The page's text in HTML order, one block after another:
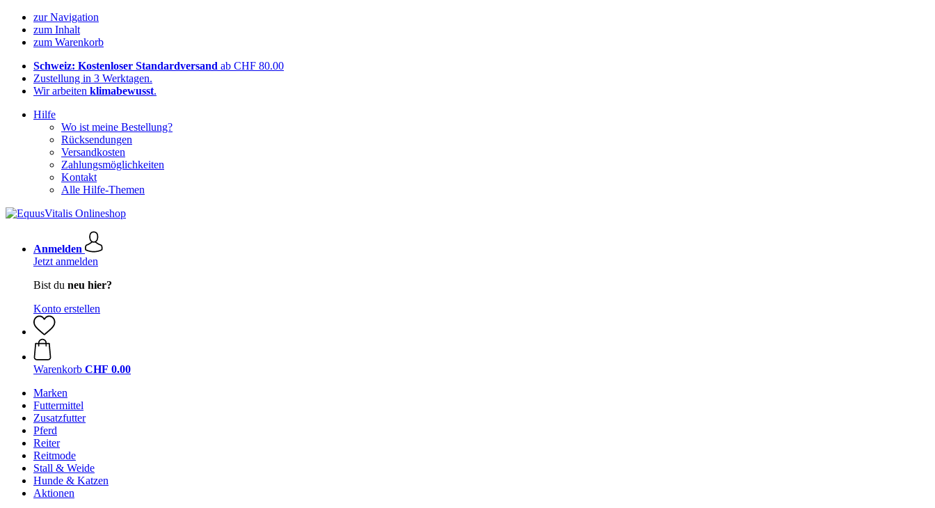
zur Navigation
zum Inhalt
zum Warenkorb
Schweiz: Kostenloser Standardversand ab CHF 80.00
Zustellung in 3 Werktagen.
Wir arbeiten klimabewusst.
Hilfe
Wo ist meine Bestellung?
Rücksendungen
Versandkosten
Zahlungsmöglichkeiten
Kontakt
Alle Hilfe-Themen
Anmelden
Jetzt anmelden
Bist du neu hier?
Konto erstellen
Warenkorb CHF 0.00
Marken
Futtermittel
Zusatzfutter
Pferd
Reiter
Reitmode
Stall & Weide
Hunde & Katzen
Aktionen